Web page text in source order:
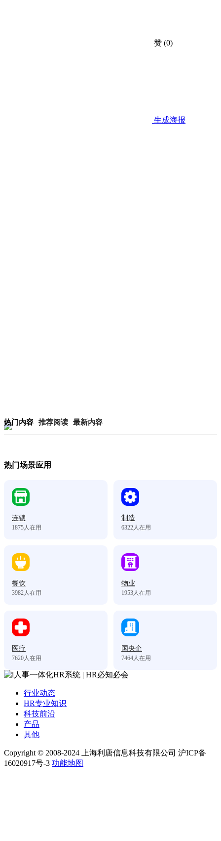
赞 (0)
生成海报
热门内容 推荐阅读 最新内容
热门场景应用
连锁
1875 人在用
制造
6322 人在用
餐饮
3982 人在用
物业
1953 人在用
医疗
7620 人在用
国央企
7464 人在用
行业动态
HR专业知识
科技前沿
产品
其他
Copyright © 2008-2024 上海利唐信息科技有限公司 沪ICP备
16020917号-3 功能地图